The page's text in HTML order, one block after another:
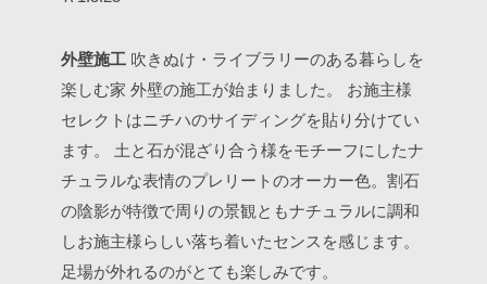
外壁施工 吹きぬけ・ライブラリーのある暮らしを
楽しむ家 外壁の施工が始まりました。
お施主様
セレクトはニチハのサイディングを貼り分けてい
ます。
土と石が混ざり合う様をモチーフにしたナ
チュラルな表情のプレリートのオーカー色。割石
の陰影が特徴で周りの景観ともナチュラルに調和
しお施主様らしい落ち着いたセンスを感じます。
足場が外れるのがとても楽しみです。